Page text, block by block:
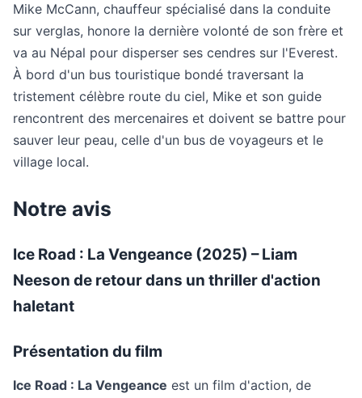
Mike McCann, chauffeur spécialisé dans la conduite
sur verglas, honore la dernière volonté de son frère et
va au Népal pour disperser ses cendres sur l'Everest.
À bord d'un bus touristique bondé traversant la
tristement célèbre route du ciel, Mike et son guide
rencontrent des mercenaires et doivent se battre pour
sauver leur peau, celle d'un bus de voyageurs et le
village local.
Notre avis
Ice Road : La Vengeance (2025) – Liam
Neeson de retour dans un thriller d'action
haletant
Présentation du film
Ice Road : La Vengeance est un film d'action, de